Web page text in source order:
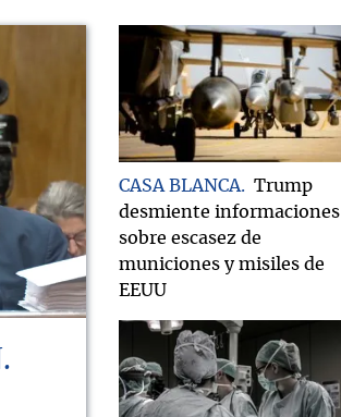
CASA BLANCA
Trump
desmiente informaciones
sobre escasez de
municiones y misiles de
EEUU